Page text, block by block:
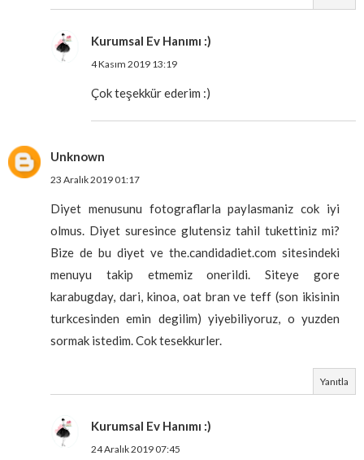
Kurumsal Ev Hanımı :)
4 Kasım 2019 13:19
Çok teşekkür ederim :)
Unknown
23 Aralık 2019 01:17
Diyet menusunu fotograflarla paylasmaniz cok iyi
olmus. Diyet suresince glutensiz tahil tukettiniz mi?
Bize de bu diyet ve the.candidadiet.com sitesindeki
menuyu takip etmemiz onerildi. Siteye gore
karabugday, dari, kinoa, oat bran ve teff (son ikisinin
turkcesinden emin degilim) yiyebiliyoruz, o yuzden
sormak istedim. Cok tesekkurler.
Yanıtla
Kurumsal Ev Hanımı :)
24 Aralık 2019 07:45